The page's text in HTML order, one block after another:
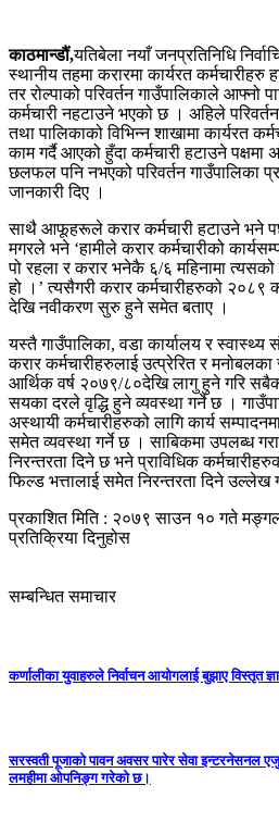
काठमान्डौं,यतिबेला नयाँ जनप्रतिनिधि
स्थानीय तहमा करारमा कार्यरत
तर रोल्पाको परिवर्तन गाउँपालिकाले आफ्नो
कर्मचारी नहटाउने भएको छ । अहिले परिवर्तन
तथा पालिकाको विभिन्न शाखामा कार्यरत
काम गर्दै आएको हुँदा कर्मचारी हटाउने
छलफल पनि नभएको परिवर्तन गाउँपालिका
जानकारी दिए ।
साथै आफूहरूले करार कर्मचारी हटाउने भने
मगरले भने ‘हामीले करार कर्मचारीको
पो रहला र करार भनेकै ६/६ महिनामा
हो ।’ त्यसैगरी करार कर्मचारीहरुको २०८९
देखि नवीकरण सुरु हुने समेत बताए ।
यस्तै गाउँपालिका, वडा कार्यालय र स्वास्थ्य
करार कर्मचारीहरुलाई उत्प्रेरित र मनोबलका
आर्थिक वर्ष २०७९/८०देखि लागु हुने गरि
सयका दरले वृद्धि हुने व्यवस्था गर्ने छ ।
अस्थायी कर्मचारीहरुको लागि कार्य
समेत व्यवस्था गर्ने छ । साबिकमा उपलब्ध
निरन्तरता दिने छ भने प्राविधिक
फिल्ड भत्तालाई समेत निरन्तरता दिने उल्लेख
प्रकाशित मिति : २०७९ साउन १० गते
प्रतिक्रिया दिनुहोस
सम्बन्धित समाचार
कर्णालीका युवाहरुले निर्वाचन आयोगलाई बुझाए विस्तृत
सरस्वती पूजाको पावन अवसर पारेर सेवा इन्टरनेसनल
लमहीमा ओपनिङ्ग गरेको छ।